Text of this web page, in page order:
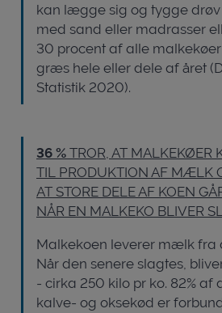
kan lægge sig og tygge drøv
med sand eller madrasser
30 procent af alle
græs hele eller dele af året
Statistik 2020).
36 % TROR, AT MALKEKØER
TIL PRODUKTION AF MÆLK
AT STORE DELE AF KOEN
NÅR EN MALKEKO BLIVER
Malkekoen leverer mælk fra
Når den senere slagtes,
- cirka 250 kilo pr ko. 82% af
kalve- og oksekød er